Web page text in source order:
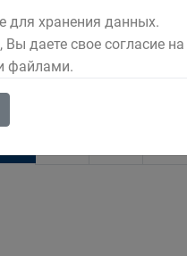
для хранения данных.
даете свое согласие на
файлами.